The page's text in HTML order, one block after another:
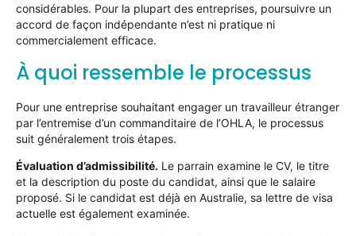
considérables. Pour la plupart des entreprises, poursuivre un
accord de façon indépendante n’est ni pratique ni
commercialement efficace.
À quoi ressemble le processus
Pour une entreprise souhaitant engager un travailleur étranger
par l’entremise d’un commanditaire de l’OHLA, le processus
suit généralement trois étapes.
Évaluation d’admissibilité. Le parrain examine le CV, le titre
et la description du poste du candidat, ainsi que le salaire
proposé. Si le candidat est déjà en Australie, sa lettre de visa
actuelle est également examinée.